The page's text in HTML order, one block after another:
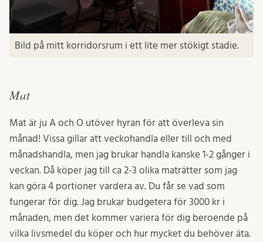
Bild på mitt korridorsrum i ett lite mer stökigt stadie.
Mat
Mat är ju A och O utöver hyran för att överleva sin
månad! Vissa gillar att veckohandla eller till och med
månadshandla, men jag brukar handla kanske 1-2 gånger i
veckan. Då köper jag till ca 2-3 olika maträtter som jag
kan göra 4 portioner vardera av. Du får se vad som
fungerar för dig. Jag brukar budgetera för 3000 kr i
månaden, men det kommer variera för dig beroende på
vilka livsmedel du köper och hur mycket du behöver äta.